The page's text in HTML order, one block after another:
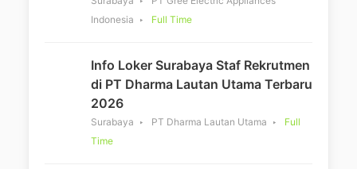
Indonesia
Full Time
Info Loker Surabaya Staf Rekrutmen
di PT Dharma Lautan Utama Terbaru
2026
Surabaya PT Dharma Lautan Utama
Full
Time